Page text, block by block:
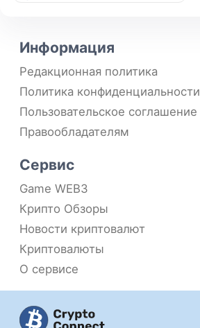
Информация
Редакционная политика
Политика конфиденциальности
Пользовательское соглашение
Правообладателям
Сервис
Game WEB3
Крипто Обзоры
Новости криптовалют
Криптовалюты
О сервисе